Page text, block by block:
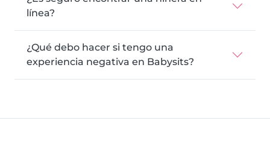
línea?
¿Qué debo hacer si tengo una
experiencia negativa en Babysits?